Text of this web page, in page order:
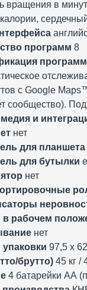
вращения в
калории,
программ 8
программ
с Google
сообщество).
и
нет
для планшета
для бутылки
нет
в рабочем
нет
упаковки 97,5 х
брутто) 45 кг /
4 батарейки АА